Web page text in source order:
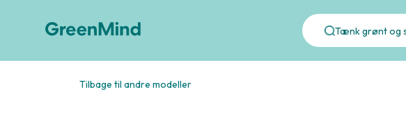
Tilbage til andre modeller